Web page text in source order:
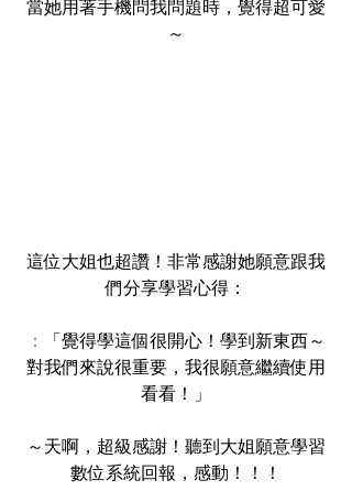
當她用著手機問我問題時，覺得超可愛
～
這位大姐也超讚！非常感謝她願意跟我
們分享學習心得：
：
「覺得學這個很開心！學到新東西～
對我們來說很重要，我很願意繼續使用
看看！」
～天啊，超級感謝！聽到大姐願意學習
數位系統回報，感動！！！